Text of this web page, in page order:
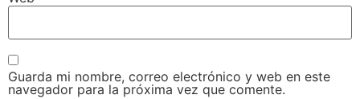
Guarda mi nombre, correo electrónico y web en este
navegador para la próxima vez que comente.